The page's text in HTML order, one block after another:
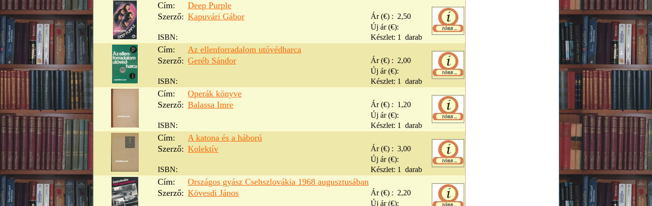
Cím:
Deep Purple
Szerző: Kapuvári Gábor Ár (€) : 2,50
Új ár (€):
ISBN:
Készlet: 1 darab
Cím:
Az ellenforradalom utóvédharca
Szerző: Geréb Sándor Ár (€) : 2,00
Új ár (€):
ISBN:
Készlet: 1 darab
Cím:
Operák könyve
Szerző: Balassa Imre Ár (€) : 1,20
Új ár (€):
ISBN:
Készlet: 1 darab
Cím:
A katona és a háború
Szerző: Kolektív Ár (€) : 3,00
Új ár (€):
ISBN:
Készlet: 1 darab
Cím:
Országos gyász Csehszlovákia 1968 augusztusában
Szerző: Kövesdi János Ár (€) : 2,20
Új ár (€):